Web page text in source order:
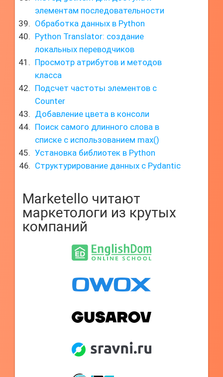
элементам последовательности
Обработка данных в Python
Python Translator: создание
локальных переводчиков
Просмотр атрибутов и методов
класса
Подсчет частоты элементов с
Counter
Добавление цвета в консоли
Поиск самого длинного слова в
списке с использованием max()
Установка библиотек в Python
Структурирование данных с Pydantic
Marketello читают
маркетологи из крутых
компаний